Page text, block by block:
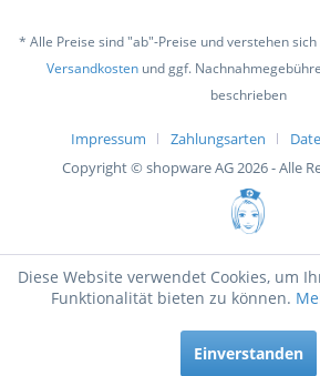
* Alle Preise sind "ab"-Preise und verstehen
Versandkosten und ggf.
beschrieben
Impressum Zahlungsarten
Copyright © shopware AG 2026 - Alle
Diese Website verwendet Cookies, um
Funktionalität bieten zu können.
Einverstanden